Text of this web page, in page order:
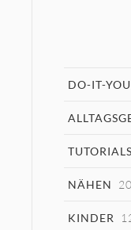
DO-IT-
NÄHEN
KINDER